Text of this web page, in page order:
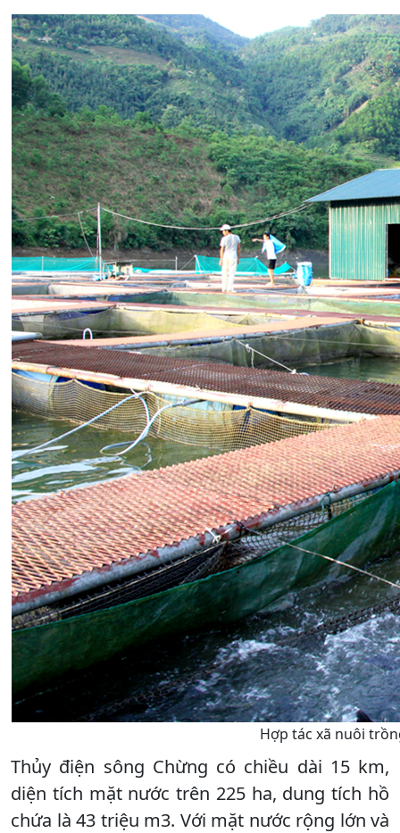
Hợp tác xã nuôi
Thủy điện sông Chừng có chiều dài 15 km,
diện tích mặt nước trên 225 ha, dung tích hồ
chứa là 43 triệu m3. Với mặt nước rộng lớn và